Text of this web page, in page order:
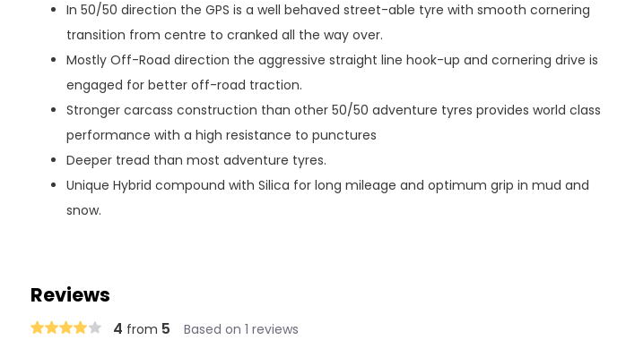
In 50/50 direction the GPS is a well behaved street-able tyre with smooth cornering
transition from centre to cranked all the way over.
Mostly Off-Road direction the aggressive straight line hook-up and cornering drive is
engaged for better off-road traction.
Stronger carcass construction than other 50/50 adventure tyres provides world class
performance with a high resistance to punctures
Deeper tread than most adventure tyres.
Unique Hybrid compound with Silica for long mileage and optimum grip in mud and
snow.
Reviews
4 from 5 Based on 1 reviews